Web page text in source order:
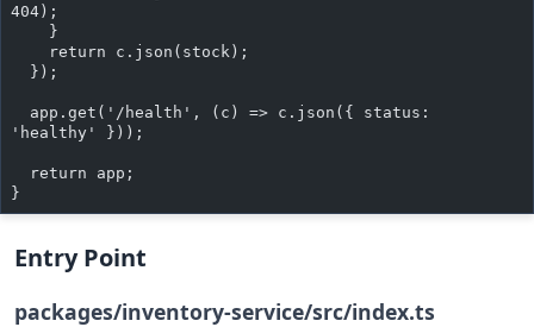
404);
    }
    return c.json(stock);
  });
'healthy' }));
  return app;
}
Entry Point
packages/inventory-service/src/index.ts